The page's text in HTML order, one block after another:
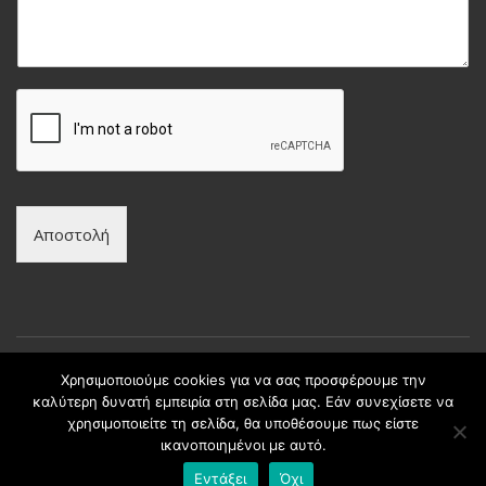
Αποστολή
Copyright © intax.gr All Rights Reserved. | Developed by
Best Cybernetics
Χρησιμοποιούμε cookies για να σας προσφέρουμε την
καλύτερη δυνατή εμπειρία στη σελίδα μας. Εάν συνεχίσετε να
χρησιμοποιείτε τη σελίδα, θα υποθέσουμε πως είστε
ικανοποιημένοι με αυτό.
Εντάξει
Όχι